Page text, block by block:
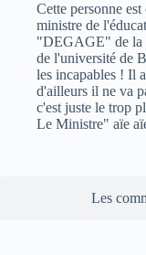
Cette personne
ministre de
"DEGAGE" de la
de l'université de
les incapables ! Il
d'ailleurs il ne va
c'est juste le trop
Le Ministre" aïe
Les